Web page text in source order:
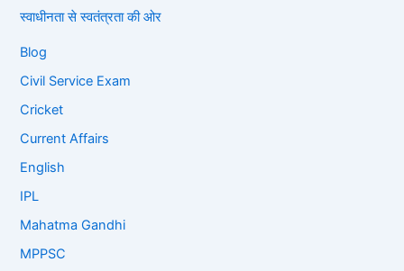
स्वाधीनता से स्वतंत्रता की ओर
Blog
Civil Service Exam
Cricket
Current Affairs
English
IPL
Mahatma Gandhi
MPPSC